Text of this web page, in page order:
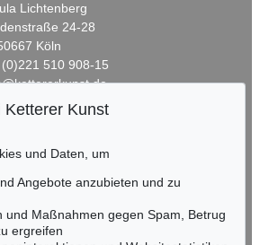
Lichtenberg
24-28
Köln
510 908-15
HESSEN
Heß
21 58 80-038
21 58 80-595
Ketterer Kunst
und Daten, um
Angebote anzubieten und zu
und Maßnahmen gegen Spam, Betrug
ergreifen